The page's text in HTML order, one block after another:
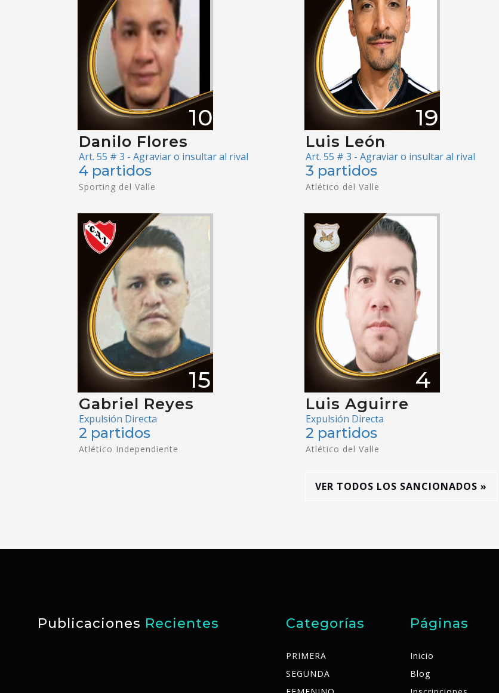
10
Danilo Flores
Art. 55 # 3 - Agraviar o insultar al rival
4 partidos
Sporting del Valle
19
Luis León
Art. 55 # 3 - Agraviar o insultar al rival
3 partidos
Atlético del Valle
15
Gabriel Reyes
Expulsión Directa
2 partidos
Atlético Independiente
4
Luis Aguirre
Expulsión Directa
2 partidos
Atlético del Valle
VER TODOS LOS SANCIONADOS »
Publicaciones Recientes Categorías
PRIMERA
SEGUNDA
Páginas
Inicio
Blog